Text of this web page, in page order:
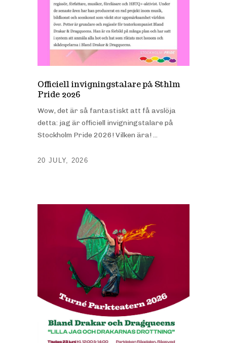
Officiell invigningstalare på Sthlm
Pride 2026
Wow, det är så fantastiskt att få avslöja
detta: jag är officiell invigningstalare på
Stockholm Pride 2026! Vilken ära! ...
20 JULY, 2026